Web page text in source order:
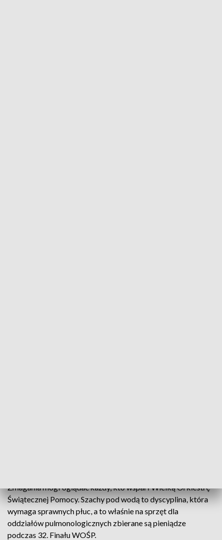
Zmagania mógł oglądać każdy, kto wsparł Wielką Orkiestrę
Świątecznej Pomocy. Szachy pod wodą to dyscyplina, która
wymaga sprawnych płuc, a to właśnie na sprzęt dla
oddziałów pulmonologicznych zbierane są pieniądze
podczas 32. Finału WOŚP.